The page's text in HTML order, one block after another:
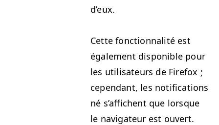
d’eux.
Cette fonc­tion­nal­ité est
égale­ment disponible pour
les util­isa­teurs de Fire­fox ;
cepen­dant, les noti­fi­ca­tions
né s’af­fichent que lorsque
le nav­i­ga­teur est ouvert.